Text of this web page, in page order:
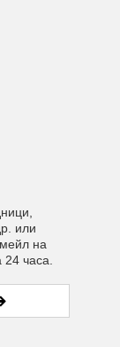
или
на
часа.